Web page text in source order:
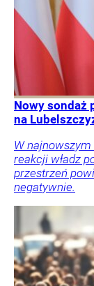
Nowy sondaż
na
W
reakcji władz
przestrzeń
negatywnie.